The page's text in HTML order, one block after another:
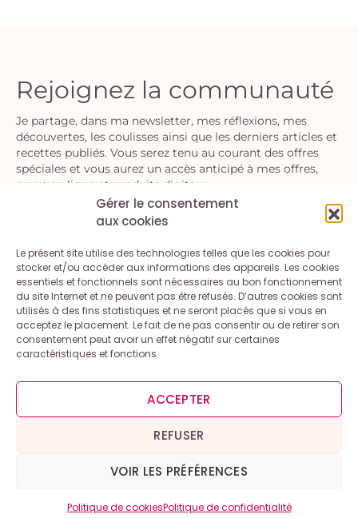
Gérer le consentement
aux cookies
Le présent site utilise des technologies telles que les cookies pour
stocker et/ou accéder aux informations des appareils. Les cookies
essentiels et fonctionnels sont nécessaires au bon fonctionnement
du site Internet et ne peuvent pas être refusés. D’autres cookies sont
utilisés à des fins statistiques et ne seront placés que si vous en
acceptez le placement. Le fait de ne pas consentir ou de retirer son
consentement peut avoir un effet négatif sur certaines
caractéristiques et fonctions.
ACCEPTER
REFUSER
VOIR LES PRÉFÉRENCES
Politique de cookiesPolitique de confidentialité
Rejoignez la communauté
Je partage, dans ma newsletter, mes réflexions, mes
découvertes, les coulisses ainsi que les derniers articles et
recettes publiés. Vous serez tenu au courant des offres
spéciales et vous aurez un accès anticipé à mes offres,
cours en ligne et produits digitaux.
En vous inscrivant, vous acceptez la politique de confidentialité.
Vous pouvez vous désinscrire à tout moment.
Mentions légales et conditions générales d’utilisation
Copyright © 2026 – Inspiration Gourmande